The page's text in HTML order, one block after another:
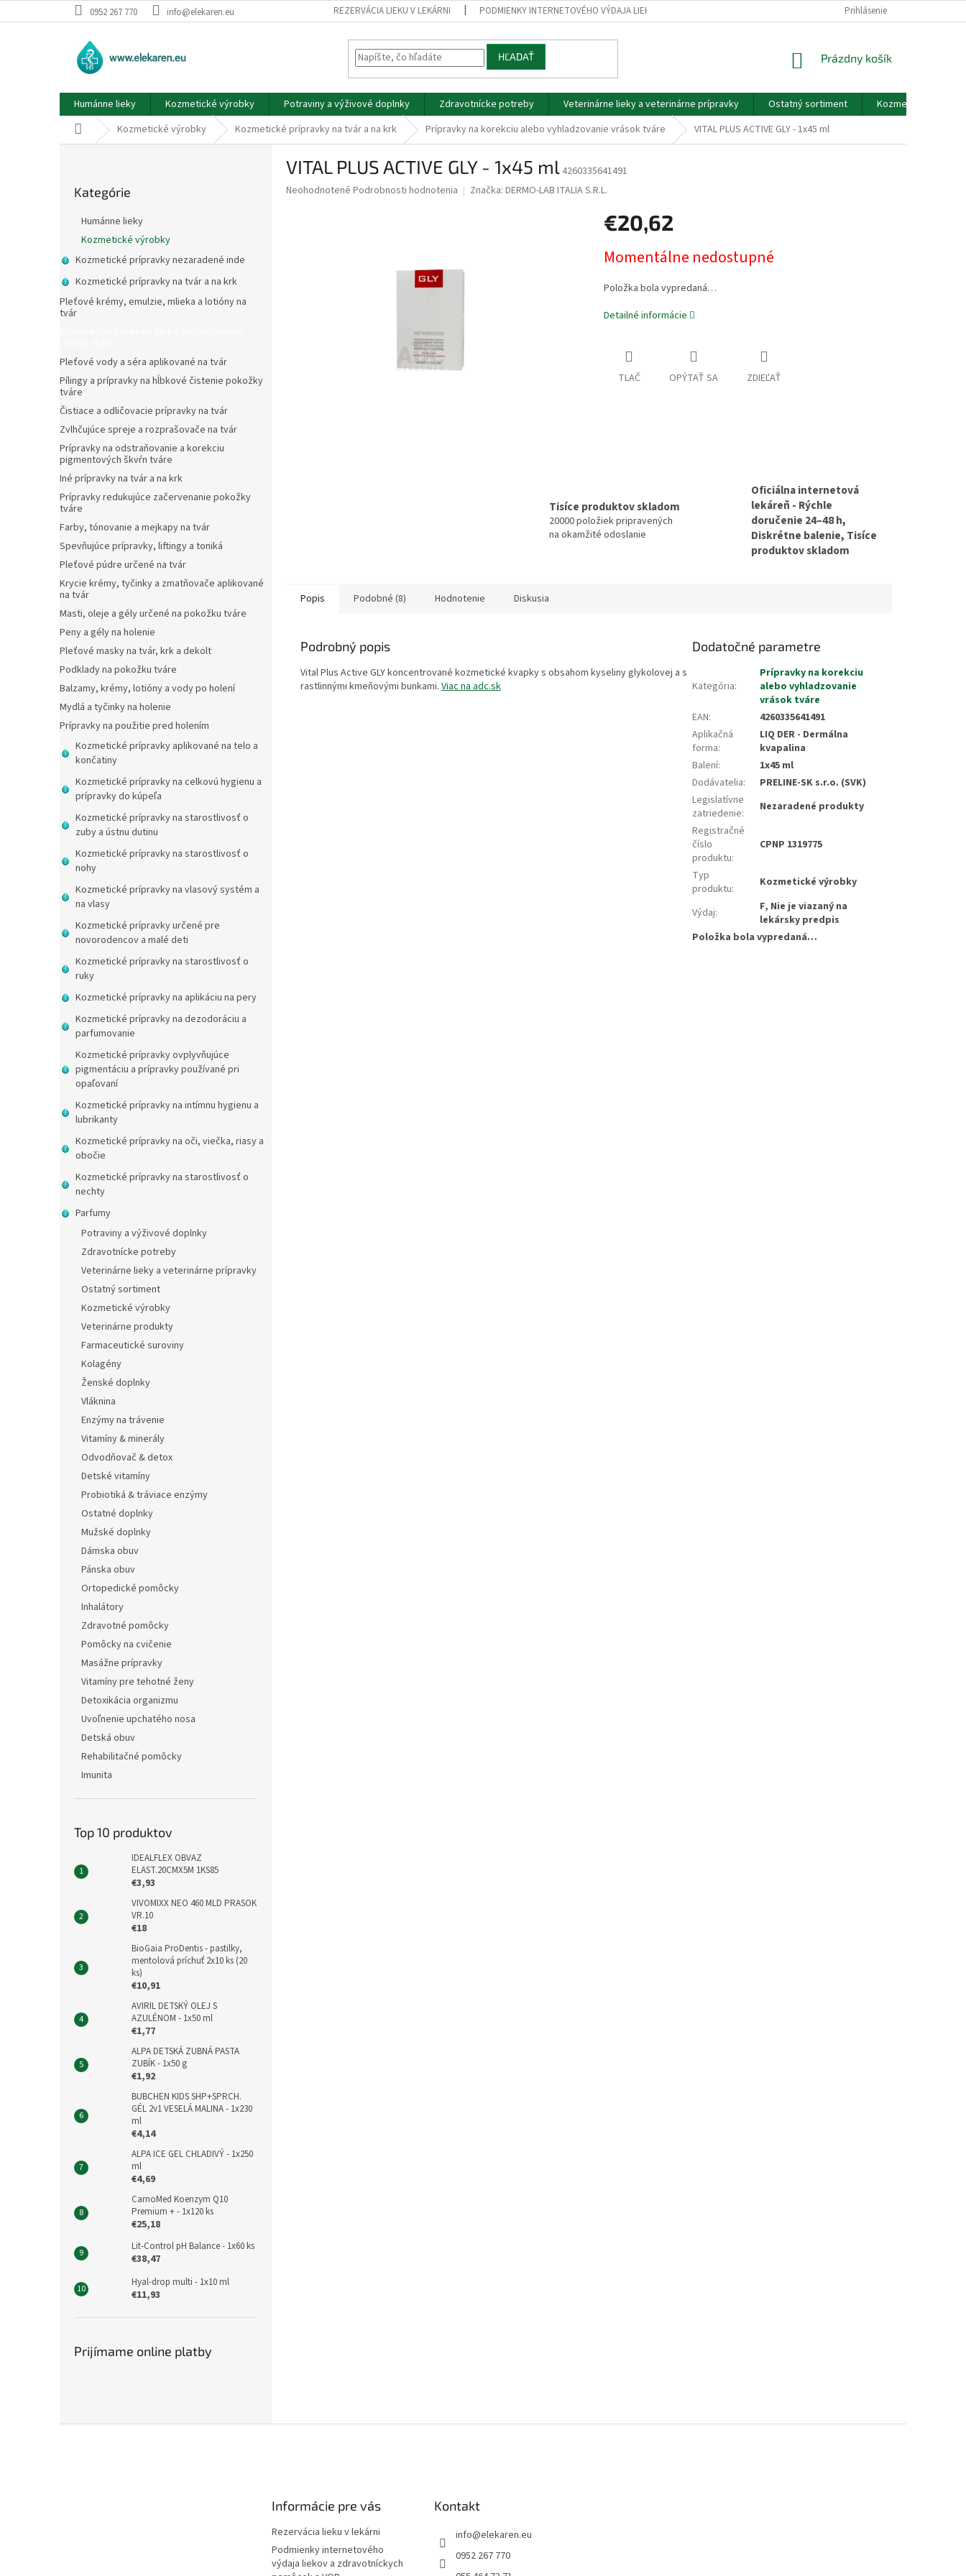
na
0952 267 770 info@elekaren.eu REZERVÁCIA LIEKU V LEKÁRNI PODMIENKY INTERNETOVÉHO VÝDAJA LIEKOV A ZDRAVOTNÍCKYCH POMÔCOK A VOP GDPR - PODMIENKY
Prihlásenie
HĽADAŤ
NÁKUPNÝ
Prázdny košík
Humánne lieky Kozmetické výrobky Potraviny a výživové doplnky Zdravotnícke potreby Veterinárne lieky a veterinárne prípravky Ostatný sortiment
Kozmetické výrobky
DomovKozmetické výrobky Kozmetické prípravky na tvár a na krk Prípravky na korekciu alebo vyhladzovanie vrások tváre VITAL PLUS ACTIVE GLY - 1x45 ml
n
e
l
kategórie
Kategórie
Humánne lieky
Kozmetické výrobky
Kozmetické prípravky nezaradené inde
Kozmetické prípravky na tvár a na krk
Pleťové krémy, emulzie, mlieka a lotióny na
tvár
Pleťové vody a séra aplikované na tvár
Pílingy a prípravky na hĺbkové čistenie pokožky
tváre
Čistiace a odličovacie prípravky na tvár
Zvlhčujúce spreje a rozprašovače na tvár
Prípravky na odstraňovanie a korekciu
pigmentových škvŕn tváre
Iné prípravky na tvár a na krk
Prípravky redukujúce začervenanie pokožky
tváre
Farby, tónovanie a mejkapy na tvár
Spevňujúce prípravky, liftingy a toniká
Pleťové púdre určené na tvár
Krycie krémy, tyčinky a zmatňovače aplikované
na tvár
Masti, oleje a gély určené na pokožku tváre
Peny a gély na holenie
Pleťové masky na tvár, krk a dekolt
Podklady na pokožku tváre
Balzamy, krémy, lotióny a vody po holení
Mydlá a tyčinky na holenie
Prípravky na použitie pred holením
Kozmetické prípravky aplikované na telo a
končatiny
Kozmetické prípravky na celkovú hygienu a
prípravky do kúpeľa
Kozmetické prípravky na starostlivosť o
zuby a ústnu dutinu
Kozmetické prípravky na starostlivosť o
nohy
Kozmetické prípravky na vlasový systém a
na vlasy
Kozmetické prípravky určené pre
novorodencov a malé deti
Kozmetické prípravky na starostlivosť o
ruky
Kozmetické prípravky na aplikáciu na pery
Kozmetické prípravky na dezodoráciu a
parfumovanie
Kozmetické prípravky ovplyvňujúce
pigmentáciu a prípravky používané pri
opaľovaní
Kozmetické prípravky na intímnu hygienu a
lubrikanty
Kozmetické prípravky na oči, viečka, riasy a
obočie
Kozmetické prípravky na starostlivosť o
nechty
Parfumy
Potraviny a výživové doplnky
Zdravotnícke potreby
Veterinárne lieky a veterinárne prípravky
Ostatný sortiment
Kozmetické výrobky
Veterinárne produkty
Farmaceutické suroviny
Kolagény
Ženské doplnky
Vláknina
Enzýmy na trávenie
Vitamíny & minerály
Odvodňovač & detox
Detské vitamíny
Probiotiká & tráviace enzýmy
Ostatné doplnky
Mužské doplnky
Dámska obuv
Pánska obuv
Ortopedické pomôcky
Inhalátory
Zdravotné pomôcky
Pomôcky na cvičenie
Masážne prípravky
Vitamíny pre tehotné ženy
Detoxikácia organizmu
Uvoľnenie upchatého nosa
Detská obuv
Rehabilitačné pomôcky
Imunita
Top 10 produktov
IDEALFLEX OBVAZ
ELAST.20CMX5M 1KS85
€3,93
VIVOMIXX NEO 460 MLD PRASOK
VR.10
€18
BioGaia ProDentis - pastilky,
mentolová príchuť 2x10 ks (20
ks)
€10,91
AVIRIL DETSKÝ OLEJ S
AZULÉNOM - 1x50 ml
€1,77
ALPA DETSKÁ ZUBNÁ PASTA
ZUBÍK - 1x50 g
€1,92
BUBCHEN KIDS SHP+SPRCH.
GÉL 2v1 VESELÁ MALINA - 1x230
ml
€4,14
ALPA ICE GEL CHLADIVÝ - 1x250
ml
€4,69
CarnoMed Koenzym Q10
Premium + - 1x120 ks
€25,18
Lit-Control pH Balance - 1x60 ks
€38,47
Hyal-drop multi - 1x10 ml
€11,93
Prijímame online platby
VITAL PLUS ACTIVE GLY - 1x45 ml 4260335641491
Priemerné
Neohodnotené Podrobnosti hodnotenia Značka: DERMO-LAB ITALIA S.R.L.
€20,62
cena:
Momentálne nedostupné
Položka bola vypredaná…
Detailné informácie
TLAČ OPÝTAŤ SA ZDIEĽAŤ
Tisíce produktov skladom
20000 položiek pripravených
na okamžité odoslanie
Oficiálna internetová
lekáreň - Rýchle
doručenie 24–48 h,
Diskrétne balenie, Tisíce
produktov skladom
Popis Podobné (8) Hodnotenie Diskusia
Podrobný popis
Vital Plus Active GLY koncentrované kozmetické kvapky s obsahom kyseliny glykolovej a s
rastlinnými kmeňovými bunkami. Viac na adc.sk
Dodatočné parametre
Kategória:
Prípravky na korekciu
alebo vyhladzovanie
vrások tváre
EAN:
4260335641491
Aplikačná
forma:
LIQ DER - Dermálna
kvapalina
Balení:
1x45 ml
Dodávatelia:
PRELINE-SK s.r.o. (SVK)
Legislatívne
zatriedenie:
Nezaradené produkty
Registračné
číslo
produktu:
CPNP 1319775
Typ
produktu: Kozmetické výrobky
Výdaj:
F, Nie je viazaný na
lekársky predpis
Položka bola vypredaná…
Informácie pre vás
Rezervácia lieku v lekárni
Podmienky internetového
výdaja liekov a zdravotníckych
Kontakt
info@elekaren.eu
0952 267 770